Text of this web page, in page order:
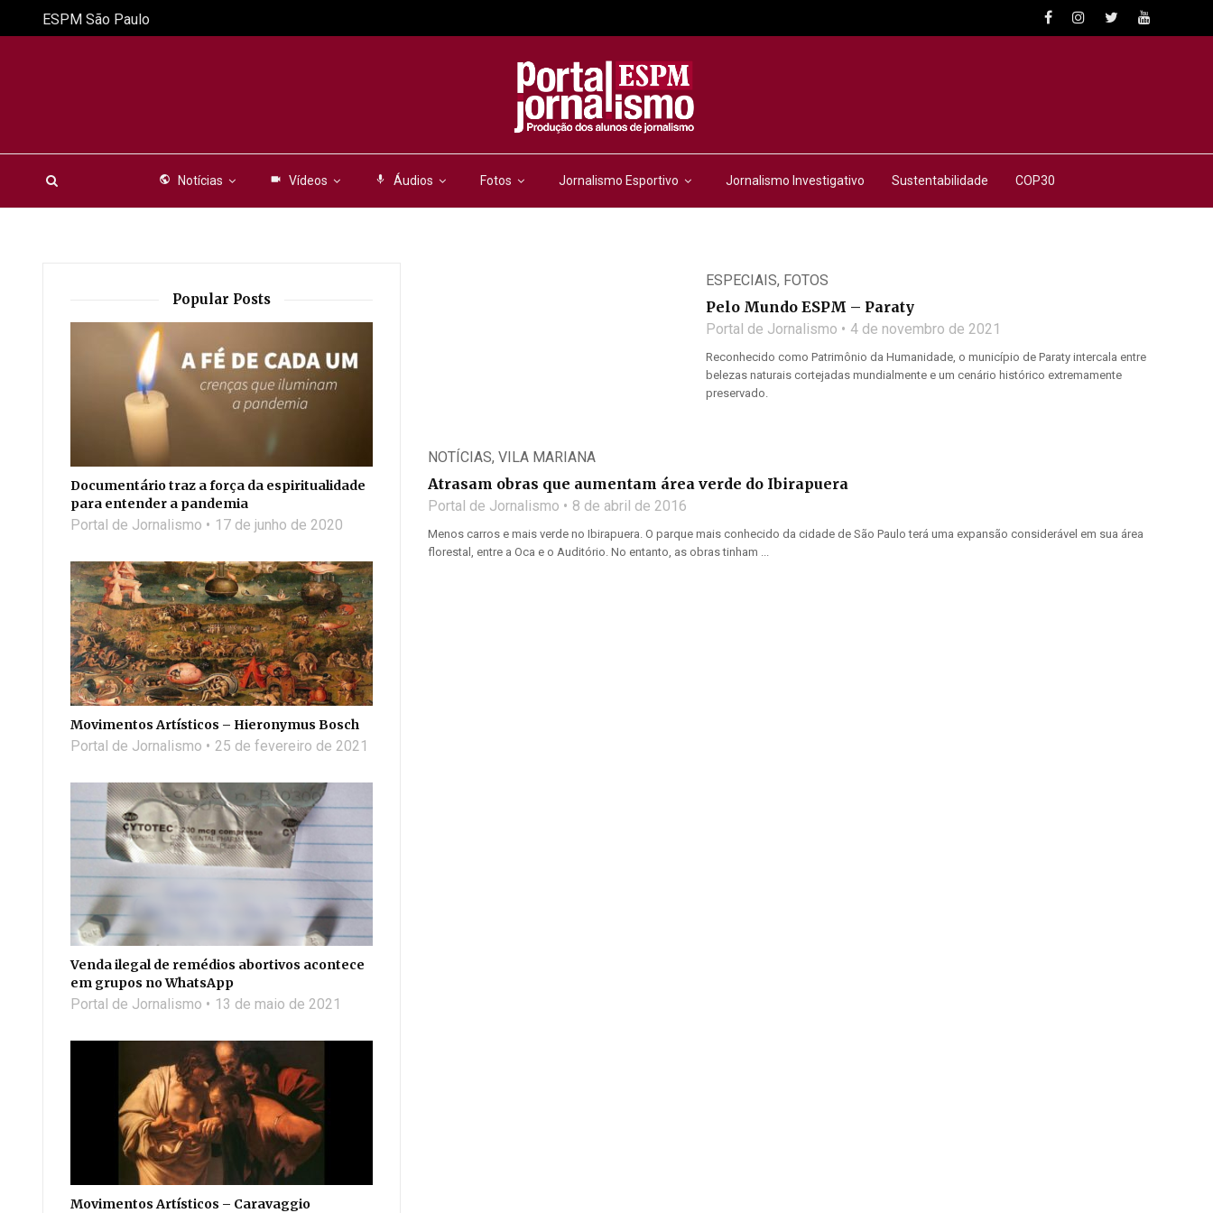
public Notícias videocam Vídeos mic Áudios Fotos Jornalismo Esportivo Jornalismo Investigativo Sustentabilidade COP30
ESPM São Paulo
ESPECIAIS, FOTOS
Pelo Mundo ESPM – Paraty
Portal de Jornalismo 4 de novembro de 2021
Reconhecido como Patrimônio da Humanidade, o município de Paraty intercala entre
belezas naturais cortejadas mundialmente e um cenário histórico extremamente
preservado.
NOTÍCIAS, VILA MARIANA
Atrasam obras que aumentam área verde do Ibirapuera
Portal de Jornalismo 8 de abril de 2016
Menos carros e mais verde no Ibirapuera. O parque mais conhecido da cidade de São Paulo terá uma expansão considerável em sua área
florestal, entre a Oca e o Auditório. No entanto, as obras tinham ...
Popular Posts
Documentário traz a força da espiritualidade
para entender a pandemia
Portal de Jornalismo 17 de junho de 2020
Movimentos Artísticos – Hieronymus Bosch
Portal de Jornalismo 25 de fevereiro de 2021
Venda ilegal de remédios abortivos acontece
em grupos no WhatsApp
Portal de Jornalismo 13 de maio de 2021
Movimentos Artísticos – Caravaggio